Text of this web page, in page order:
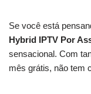
Se você está
Hybrid IPTV Por
sensacional. Com
mês grátis, não tem